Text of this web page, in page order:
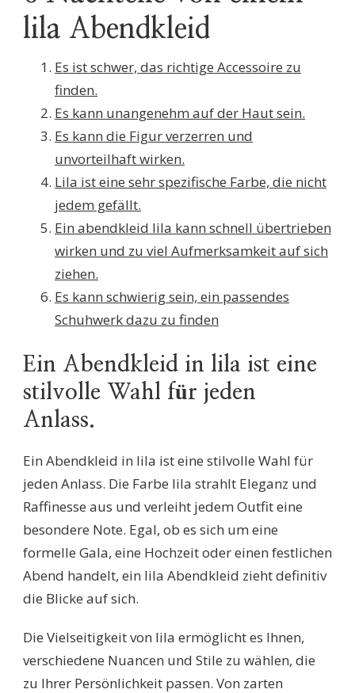
lila Abendkleid
Es ist schwer, das richtige Accessoire zu
finden.
Es kann unangenehm auf der Haut sein.
Es kann die Figur verzerren und
unvorteilhaft wirken.
Lila ist eine sehr spezifische Farbe, die nicht
jedem gefällt.
Ein abendkleid lila kann schnell übertrieben
wirken und zu viel Aufmerksamkeit auf sich
ziehen.
Es kann schwierig sein, ein passendes
Schuhwerk dazu zu finden
Ein Abendkleid in lila ist eine
stilvolle Wahl für jeden
Anlass.
Ein Abendkleid in lila ist eine stilvolle Wahl für
jeden Anlass. Die Farbe lila strahlt Eleganz und
Raffinesse aus und verleiht jedem Outfit eine
besondere Note. Egal, ob es sich um eine
formelle Gala, eine Hochzeit oder einen festlichen
Abend handelt, ein lila Abendkleid zieht definitiv
die Blicke auf sich.
Die Vielseitigkeit von lila ermöglicht es Ihnen,
verschiedene Nuancen und Stile zu wählen, die
zu Ihrer Persönlichkeit passen. Von zarten